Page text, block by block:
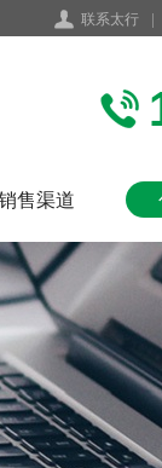
联系太行 |
售渠道